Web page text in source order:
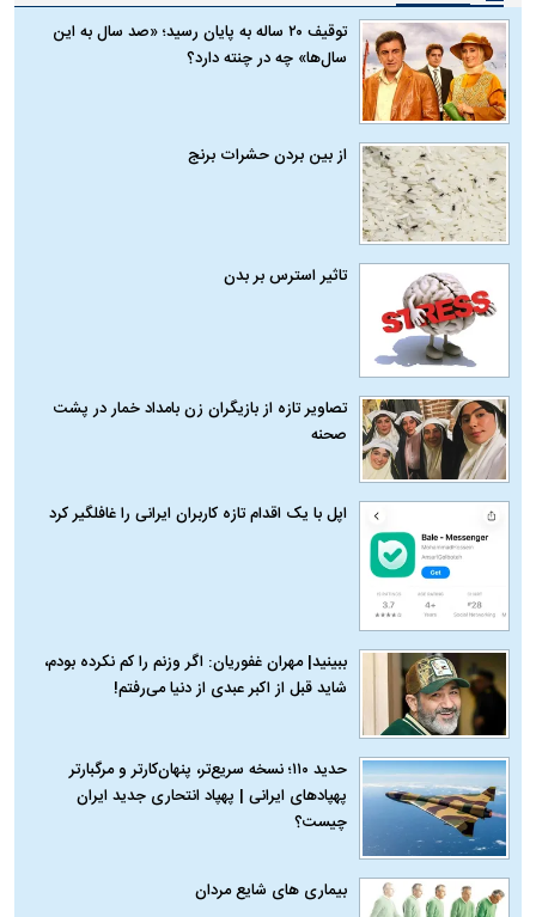
توقیف ۲۰ ساله به پایان رسید؛ «صد سال به این
سال‌ها» چه در چنته دارد؟
از بین بردن حشرات برنج
تاثیر استرس بر بدن
تصاویر تازه از بازیگران زن بامداد خمار در پشت
صحنه
اپل با یک اقدام تازه کاربران ایرانی را غافلگیر کرد
ببینید| مهران غفوریان: اگر وزنم را کم نکرده بودم،
شاید قبل از اکبر عبدی از دنیا می‌رفتم!
حدید ۱۱۰؛ نسخه سریع‌تر، پنهان‌کارتر و مرگبارتر
پهپادهای ایرانی | پهپاد انتحاری جدید ایران
چیست؟
بیماری‌ های شایع مردان